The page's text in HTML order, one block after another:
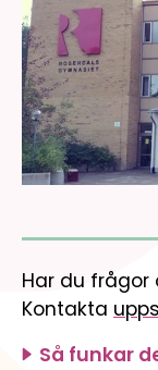
Mathplanet
Matteninja
Lekfullt
Engagera dig
Gör skillnad för
Organisation
Så är
Öppenhet
Så styrs
Har du frågor
Kontakta
Så funkar